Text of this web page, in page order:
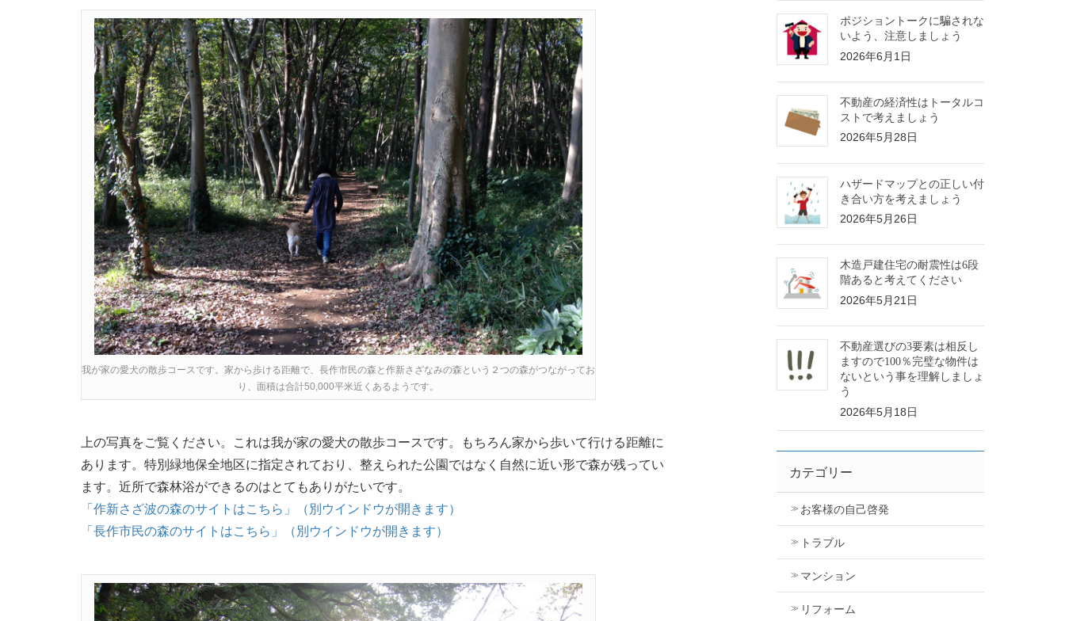
我が家の愛犬の散歩コースです。家から歩ける距離で、長作市民の森と作新さざなみの森という２つの森がつながってお
り、面積は合計50,000平米近くあるようです。
上の写真をご覧ください。これは我が家の愛犬の散歩コースです。もちろん家から歩いて行ける距離に
あります。特別緑地保全地区に指定されており、整えられた公園ではなく自然に近い形で森が残ってい
ます。近所で森林浴ができるのはとてもありがたいです。
「作新さざ波の森のサイトはこちら」（別ウインドウが開きます）
「長作市民の森のサイトはこちら」（別ウインドウが開きます）
ポジショントークに騙されな
いよう、注意しましょう
2026年6月1日
不動産の経済性はトータルコ
ストで考えましょう
2026年5月28日
ハザードマップとの正しい付
き合い方を考えましょう
2026年5月26日
木造戸建住宅の耐震性は6段
階あると考えてください
2026年5月21日
不動産選びの3要素は相反し
ますので100％完璧な物件は
ないという事を理解しましょ
う
2026年5月18日
カテゴリー
お客様の自己啓発
トラブル
マンション
リフォーム